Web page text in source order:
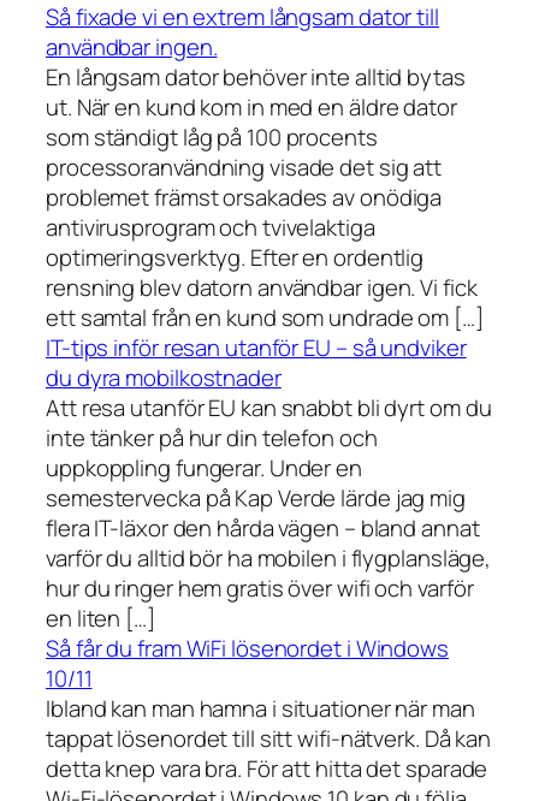
Så fixade vi en extrem långsam dator till
användbar ingen.
En långsam dator behöver inte alltid bytas
ut. När en kund kom in med en äldre dator
som ständigt låg på 100 procents
processoranvändning visade det sig att
problemet främst orsakades av onödiga
antivirusprogram och tvivelaktiga
optimeringsverktyg. Efter en ordentlig
rensning blev datorn användbar igen. Vi fick
ett samtal från en kund som undrade om […]
IT-tips inför resan utanför EU – så undviker
du dyra mobilkostnader
Att resa utanför EU kan snabbt bli dyrt om du
inte tänker på hur din telefon och
uppkoppling fungerar. Under en
semestervecka på Kap Verde lärde jag mig
flera IT-läxor den hårda vägen – bland annat
varför du alltid bör ha mobilen i flygplansläge,
hur du ringer hem gratis över wifi och varför
en liten […]
Så får du fram WiFi lösenordet i Windows
10/11
Ibland kan man hamna i situationer när man
tappat lösenordet till sitt wifi-nätverk. Då kan
detta knep vara bra. För att hitta det sparade